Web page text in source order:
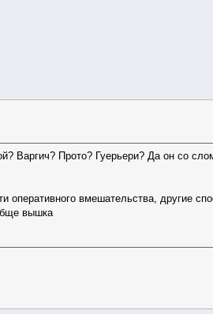
Варгич? Прото? Гуерьери? Да он со
вмешательства, другие
вышка